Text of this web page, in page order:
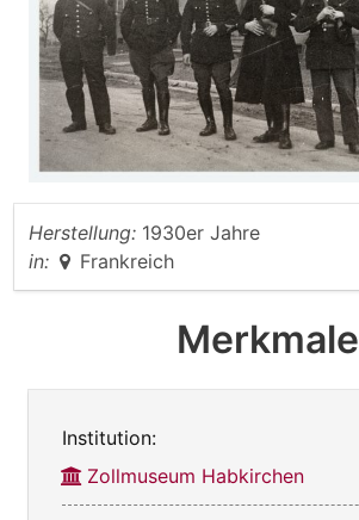
Herstellung: 1930er Jahre
in:
Frankreich
Merkmale
Institution:
Zollmuseum Habkirchen